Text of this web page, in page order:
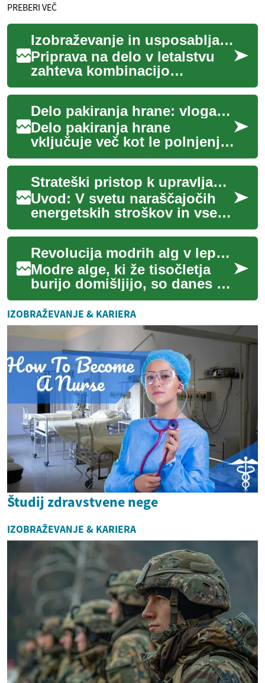
PREBERI VEČ
Izobraževanje in usposabljanje v letalstvu
Priprava na delo v letalstvu
zahteva kombinacijo
tehničnega znanja, praktičnih
izkušenj in regulativnega
razumevanja....
Delo pakiranja hrane: vloga, veščine in možnosti v industriji
Delo pakiranja hrane
vključuje več kot le polnjenje
embalaže; vključuje
spoštovanje higienskih
standardov, natančnost...
Strateški pristop k upravljanju z energijo v industriji
Uvod: V svetu naraščajočih
energetskih stroškov in vse
večje okoljske ozaveščenosti
postaja upravljanje z energijo
kl...
Revolucija modrih alg v lepotni industriji
Modre alge, ki že tisočletja
burijo domišljijo, so danes v
središču revolucije v lepotni
industriji. Te drobne vodne ...
IZOBRAŽEVANJE & KARIERA
Študij zdravstvene nege
IZOBRAŽEVANJE & KARIERA